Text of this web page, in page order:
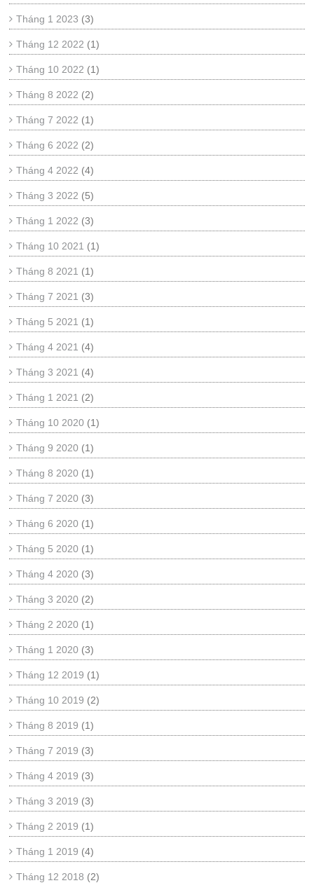
Tháng 1 2023 (3)
Tháng 12 2022 (1)
Tháng 10 2022 (1)
Tháng 8 2022 (2)
Tháng 7 2022 (1)
Tháng 6 2022 (2)
Tháng 4 2022 (4)
Tháng 3 2022 (5)
Tháng 1 2022 (3)
Tháng 10 2021 (1)
Tháng 8 2021 (1)
Tháng 7 2021 (3)
Tháng 5 2021 (1)
Tháng 4 2021 (4)
Tháng 3 2021 (4)
Tháng 1 2021 (2)
Tháng 10 2020 (1)
Tháng 9 2020 (1)
Tháng 8 2020 (1)
Tháng 7 2020 (3)
Tháng 6 2020 (1)
Tháng 5 2020 (1)
Tháng 4 2020 (3)
Tháng 3 2020 (2)
Tháng 2 2020 (1)
Tháng 1 2020 (3)
Tháng 12 2019 (1)
Tháng 10 2019 (2)
Tháng 8 2019 (1)
Tháng 7 2019 (3)
Tháng 4 2019 (3)
Tháng 3 2019 (3)
Tháng 2 2019 (1)
Tháng 1 2019 (4)
Tháng 12 2018 (2)